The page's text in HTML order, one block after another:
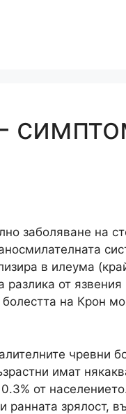
заболяване на
в илеума
от язвения
на Крон
чревни
имат
от
ранната зрялост,